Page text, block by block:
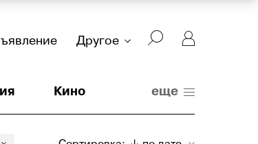
Другое
Кино еще